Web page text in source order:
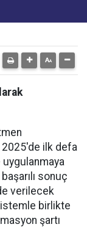
2025'de ilk defa
uygulanmaya
sonuç
verilecek
birlikte
şartı